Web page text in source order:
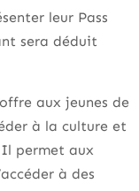
leur Pass
sera déduit
aux jeunes de
à la culture et
permet aux
à des